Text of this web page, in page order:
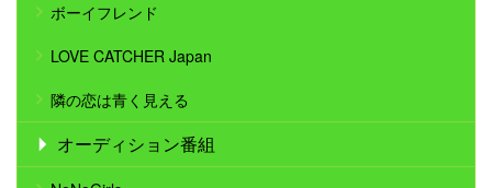
ボーイフレンド
LOVE CATCHER Japan
隣の恋は青く見える
オーディション番組